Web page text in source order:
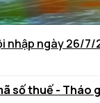
nhập ngày 26/7/
số thuế - Tháo